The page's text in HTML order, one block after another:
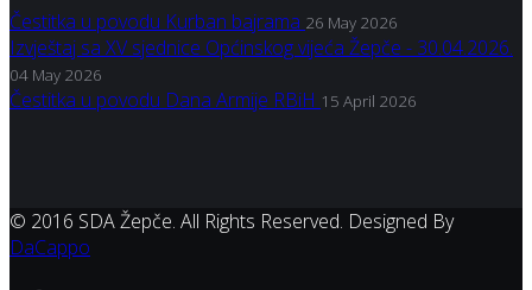
Čestitka u povodu Kurban bajrama 26 May 2026
Izvještaj sa XV sjednice Općinskog vijeća Žepče - 30.04.2026.
04 May 2026
Čestitka u povodu Dana Armije RBiH 15 April 2026
© 2016 SDA Žepče. All Rights Reserved. Designed By
DaCappo